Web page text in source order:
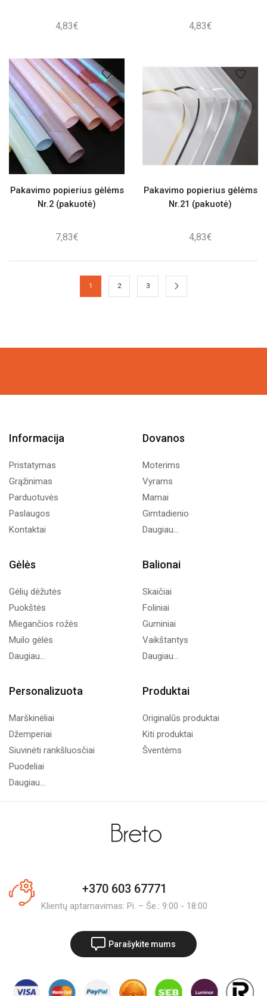
4,83€ 4,83€
Pakavimo popierius gėlėms
Nr.2 (pakuotė)
7,83€
Pakavimo popierius gėlėms
Nr.21 (pakuotė)
4,83€
1 2 3
Informacija
Pristatymas
Grąžinimas
Parduotuvės
Paslaugos
Kontaktai
Dovanos
Moterims
Vyrams
Mamai
Gimtadienio
Daugiau...
Gėlės
Gėlių dėžutės
Puokštės
Miegančios rožės
Muilo gėlės
Daugiau...
Balionai
Skaičiai
Foliniai
Guminiai
Vaikštantys
Daugiau...
Personalizuota
Marškinėliai
Džemperiai
Siuvinėti rankšluosčiai
Puodeliai
Daugiau...
Produktai
Originalūs produktai
Kiti produktai
Šventėms
+370 603 67771
Klientų aptarnavimas: Pi. – Še.: 9:00 - 18:00
Parašykite mums